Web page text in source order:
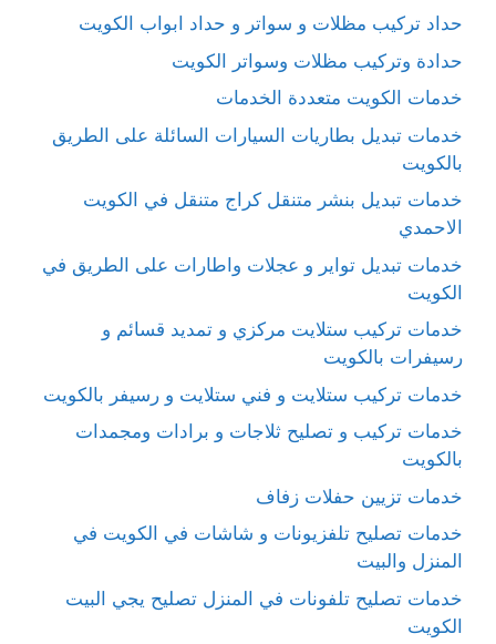
حداد تركيب مظلات و سواتر و حداد ابواب الكويت
حدادة وتركيب مظلات وسواتر الكويت
خدمات الكويت متعددة الخدمات
خدمات تبديل بطاريات السيارات السائلة على الطريق
بالكويت
خدمات تبديل بنشر متنقل كراج متنقل في الكويت
الاحمدي
خدمات تبديل تواير و عجلات واطارات على الطريق في
الكويت
خدمات تركيب ستلايت مركزي و تمديد قسائم و
رسيفرات بالكويت
خدمات تركيب ستلايت و فني ستلايت و رسيفر بالكويت
خدمات تركيب و تصليح ثلاجات و برادات ومجمدات
بالكويت
خدمات تزيين حفلات زفاف
خدمات تصليح تلفزيونات و شاشات في الكويت في
المنزل والبيت
خدمات تصليح تلفونات في المنزل تصليح يجي البيت
الكويت